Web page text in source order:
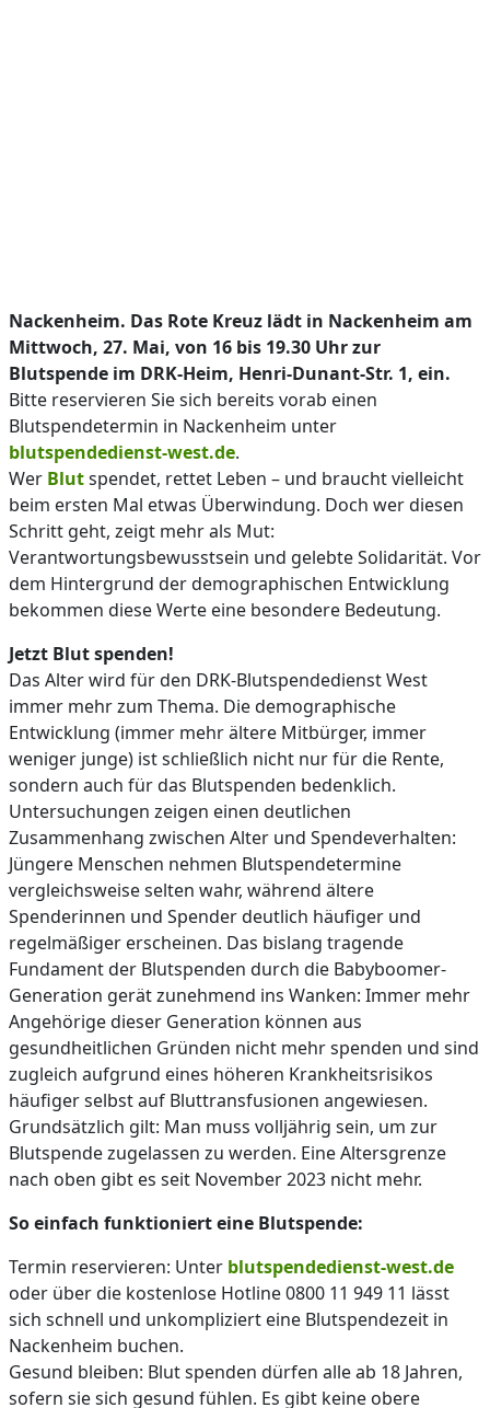
Nackenheim. Das Rote Kreuz lädt in Nackenheim am
Mittwoch, 27. Mai, von 16 bis 19.30 Uhr zur
Blutspende im DRK-Heim, Henri-Dunant-Str. 1, ein.
Bitte reservieren Sie sich bereits vorab einen
Blutspendetermin in Nackenheim unter
blutspendedienst-west.de.
Wer Blutspendet, rettet Leben – und braucht vielleicht
beim ersten Mal etwas Überwindung. Doch wer diesen
Schritt geht, zeigt mehr als Mut:
Verantwortungsbewusstsein und gelebte Solidarität. Vor
dem Hintergrund der demographischen Entwicklung
bekommen diese Werte eine besondere Bedeutung.
Jetzt Blut spenden!
Das Alter wird für den DRK-Blutspendedienst West
immer mehr zum Thema. Die demographische
Entwicklung (immer mehr ältere Mitbürger, immer
weniger junge) ist schließlich nicht nur für die Rente,
sondern auch für das Blutspenden bedenklich.
Untersuchungen zeigen einen deutlichen
Zusammenhang zwischen Alter und Spendeverhalten:
Jüngere Menschen nehmen Blutspendetermine
vergleichsweise selten wahr, während ältere
Spenderinnen und Spender deutlich häufiger und
regelmäßiger erscheinen. Das bislang tragende
Fundament der Blutspenden durch die Babyboomer-
Generation gerät zunehmend ins Wanken: Immer mehr
Angehörige dieser Generation können aus
gesundheitlichen Gründen nicht mehr spenden und sind
zugleich aufgrund eines höheren Krankheitsrisikos
häufiger selbst auf Bluttransfusionen angewiesen.
Grundsätzlich gilt: Man muss volljährig sein, um zur
Blutspende zugelassen zu werden. Eine Altersgrenze
nach oben gibt es seit November 2023 nicht mehr.
So einfach funktioniert eine Blutspende:
Termin reservieren: Unter blutspendedienst-west.de
oder über die kostenlose Hotline 0800 11 949 11 lässt
sich schnell und unkompliziert eine Blutspendezeit in
Nackenheim buchen.
Gesund bleiben: Blut spenden dürfen alle ab 18 Jahren,
sofern sie sich gesund fühlen. Es gibt keine obere